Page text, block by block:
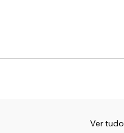
Ver tudo